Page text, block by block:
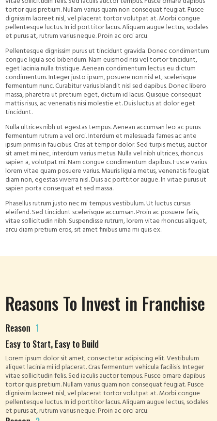
tortor quis pretium. Nullam varius quam non consequat feugiat. Fusce
dignissim laoreet nisl, vel placerat tortor volutpat at. Morbi congue
pellentesque luctus. In id porttitor lacus. Aliquam augue lectus, sodales
et purus at, rutrum varius neque. Proin ac orci arcu.
Pellentesque dignissim purus ut tincidunt gravida. Donec condimentum
congue ligula sed bibendum. Nam euismod nisi vel tortor tincidunt,
eget lacinia nulla tristique. Aenean condimentum lectus eu dictum
condimentum. Integer justo ipsum, posuere non nisl et, scelerisque
fermentum nunc. Curabitur varius blandit nisl sed dapibus. Donec libero
massa, pharetra ut pretium eget, dictum id lacus. Quisque consequat
mattis risus, ac venenatis nisi molestie et. Duis luctus at dolor eget
tincidunt.
Nulla ultrices nibh ut egestas tempus. Aenean accumsan leo ac purus
fermentum rutrum a vel orci. Interdum et malesuada fames ac ante
ipsum primis in faucibus. Cras at tempor dolor. Sed turpis metus, auctor
sit amet mi nec, interdum varius metus. Nulla vel nibh ultrices, rhoncus
sapien a, volutpat mi. Nam congue condimentum dapibus. Fusce varius
lorem vitae quam posuere varius. Mauris ligula metus, venenatis feugiat
diam non, egestas viverra nisl. Duis ac porttitor augue. In vitae purus ut
sapien porta consequat et sed massa.
Phasellus rutrum justo nec mi tempus vestibulum. Ut luctus cursus
eleifend. Sed tincidunt scelerisque accumsan. Proin ac posuere felis,
vitae sollicitudin nibh. Suspendisse rutrum, lorem vitae rhoncus aliquet,
arcu diam pretium eros, sit amet finibus urna mi quis ex.
Reasons To Invest in Franchise
Reason 1
Easy to Start, Easy to Build
Lorem ipsum dolor sit amet, consectetur adipiscing elit. Vestibulum
aliquet lacinia mi id placerat. Cras fermentum vehicula facilisis. Integer
vitae sollicitudin felis. Sed iaculis auctor tempus. Fusce ornare dapibus
tortor quis pretium. Nullam varius quam non consequat feugiat. Fusce
dignissim laoreet nisl, vel placerat tortor volutpat at. Morbi congue
pellentesque luctus. In id porttitor lacus. Aliquam augue lectus, sodales
et purus at, rutrum varius neque. Proin ac orci arcu.